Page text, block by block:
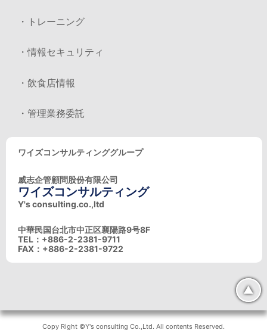
・トレーニング
・情報セキュリティ
・飲食店情報
・管理業務委託
ワイズコンサルティンググループ
威志企管顧問股份有限公司
ワイズコンサルティング
Y's consulting.co.,ltd
中華民国台北市中正区襄陽路9号8F
TEL：+886-2-2381-9711
FAX：+886-2-2381-9722
▲
Copy Right ©Y's consulting Co.,Ltd. All contents Reserved.